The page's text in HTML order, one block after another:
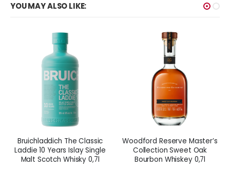
YOU MAY ALSO LIKE:
Bruichladdich The Classic
Laddie 10 Years Islay Single
Malt Scotch Whisky 0,7l
Woodford Reserve Master’s
Collection Sweet Oak
Bourbon Whiskey 0,7l